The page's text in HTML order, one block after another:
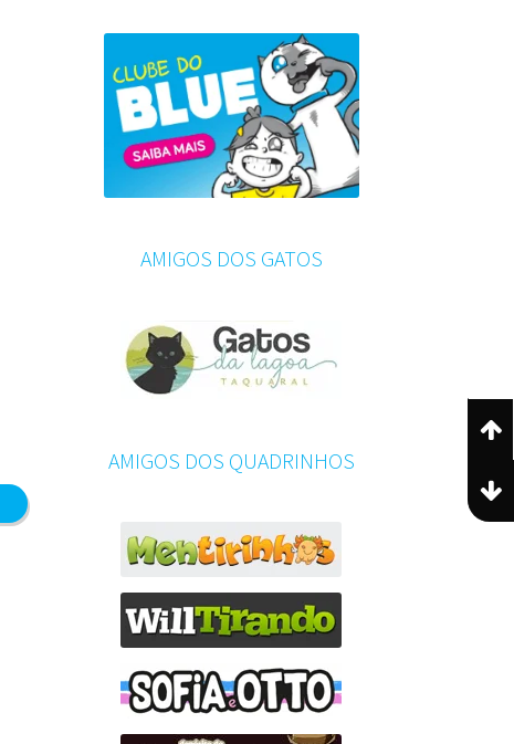
AMIGOS DOS GATOS
AMIGOS DOS QUADRINHOS